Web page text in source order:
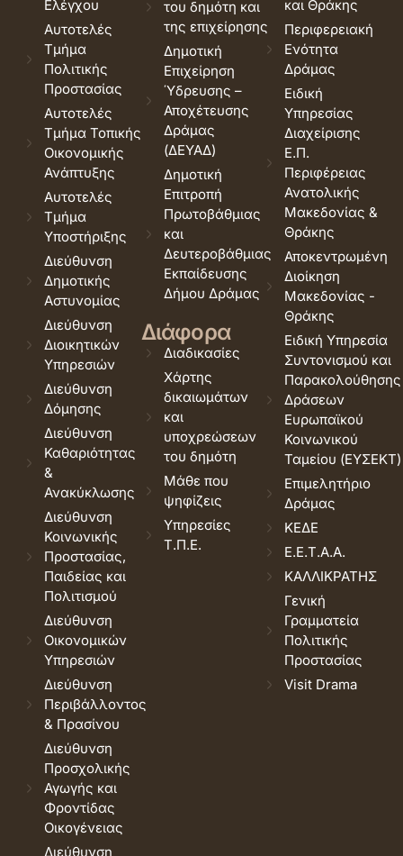
Ελέγχου
Αυτοτελές
Τμήμα
Πολιτικής
Προστασίας
Αυτοτελές
Τμήμα Τοπικής
Οικονομικής
Ανάπτυξης
Αυτοτελές
Τμήμα
Υποστήριξης
Διεύθυνση
Δημοτικής
Αστυνομίας
Διεύθυνση
Διοικητικών
Υπηρεσιών
Διεύθυνση
Δόμησης
Διεύθυνση
Καθαριότητας
&
Ανακύκλωσης
Διεύθυνση
Κοινωνικής
Προστασίας,
Παιδείας και
Πολιτισμού
Διεύθυνση
Οικονομικών
Υπηρεσιών
Διεύθυνση
Περιβάλλοντος
& Πρασίνου
Διεύθυνση
Προσχολικής
Αγωγής και
Φροντίδας
Οικογένειας
Διεύθυνση
του δημότη και
της επιχείρησης
Δημοτική
Επιχείρηση
Ύδρευσης –
Αποχέτευσης
Δράμας
(ΔΕΥΑΔ)
Δημοτική
Επιτροπή
Πρωτοβάθμιας
και
Δευτεροβάθμιας
Εκπαίδευσης
Δήμου Δράμας
Διάφορα
Διαδικασίες
Χάρτης
δικαιωμάτων
και
υποχρεώσεων
του δημότη
Μάθε που
ψηφίζεις
Υπηρεσίες
Τ.Π.Ε.
και Θράκης
Περιφερειακή
Ενότητα
Δράμας
Ειδική
Υπηρεσίας
Διαχείρισης
Ε.Π.
Περιφέρειας
Ανατολικής
Μακεδονίας &
Θράκης
Αποκεντρωμένη
Διοίκηση
Μακεδονίας -
Θράκης
Ειδική Υπηρεσία
Συντονισμού και
Παρακολούθησης
Δράσεων
Ευρωπαϊκού
Κοινωνικού
Ταμείου (ΕΥΣΕΚΤ)
Επιμελητήριο
Δράμας
ΚΕΔΕ
Ε.Ε.Τ.Α.Α.
ΚΑΛΛΙΚΡΑΤΗΣ
Γενική
Γραμματεία
Πολιτικής
Προστασίας
Visit Drama